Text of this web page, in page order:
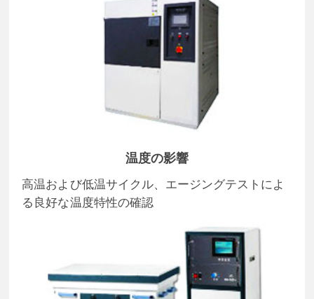
温度の影響
高温および低温サイクル、エージングテストによ
る良好な温度特性の確認